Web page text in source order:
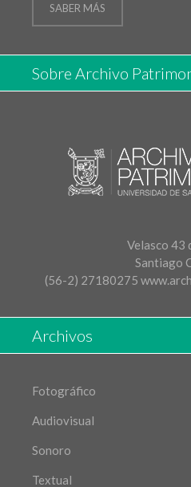
SABER MÁS
Sobre Archivo
Velasco 43
Santiago
(56-2) 27180275
Archivos
Fotográfico
Audiovisual
Sonoro
Textual